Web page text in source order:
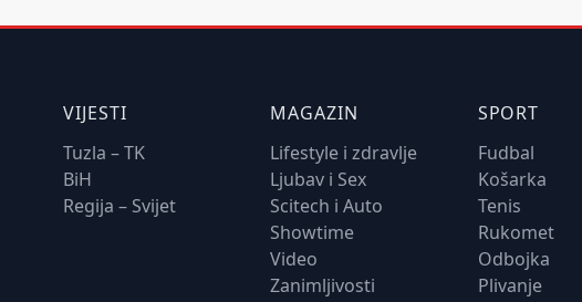
VIJESTI
Tuzla – TK
BiH
Regija – Svijet
MAGAZIN
Lifestyle i zdravlje
Ljubav i Sex
Scitech i Auto
Showtime
Video
Zanimljivosti
SPORT
Fudbal
Košarka
Tenis
Rukomet
Odbojka
Plivanje